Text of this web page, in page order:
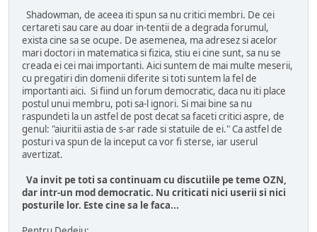
Shadowman, de aceea iti spun sa nu critici membri. De cei
certareti sau care au doar in-tentii de a degrada forumul,
exista cine sa se ocupe. De asemenea, ma adresez si acelor
mari doctori in matematica si fizica, stiu ei cine sunt, sa nu se
creada ei cei mai importanti. Aici suntem de mai multe meserii,
cu pregatiri din domenii diferite si toti suntem la fel de
importanti aici. Si fiind un forum democratic, daca nu iti place
postul unui membru, poti sa-l ignori. Si mai bine sa nu
raspundeti la un astfel de post decat sa faceti critici aspre, de
genul: "aiuritii astia de s-ar rade si statuile de ei." Ca astfel de
posturi va spun de la inceput ca vor fi sterse, iar userul
avertizat.
Va invit pe toti sa continuam cu discutiile pe teme OZN,
dar intr-un mod democratic. Nu criticati nici userii si nici
posturile lor. Este cine sa le faca...